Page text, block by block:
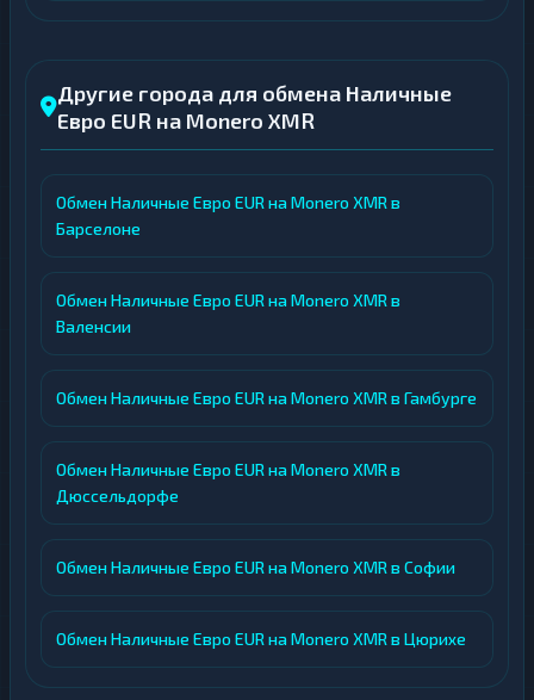
Другие города для обмена Наличные
Евро EUR на Monero XMR
Обмен Наличные Евро EUR на Monero XMR в
Барселоне
Обмен Наличные Евро EUR на Monero XMR в
Валенсии
Обмен Наличные Евро EUR на Monero XMR в Гамбурге
Обмен Наличные Евро EUR на Monero XMR в
Дюссельдорфе
Обмен Наличные Евро EUR на Monero XMR в Софии
Обмен Наличные Евро EUR на Monero XMR в Цюрихе